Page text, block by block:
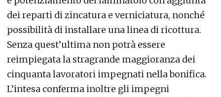
dei reparti di zincatura e verniciatura, nonché
possibilità di installare una linea di ricottura.
Senza quest’ultima non potrà essere
reimpiegata la stragrande maggioranza dei
cinquanta lavoratori impegnati nella bonifica.
L’intesa conferma inoltre gli impegni